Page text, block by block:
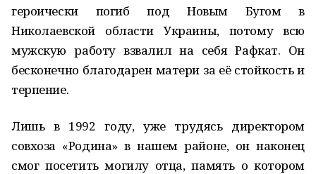
героически погиб под Новым Бугом в
Николаевской области Украины, потому всю
мужскую работу взвалил на себя Рафкат. Он
бесконечно благодарен матери за её стойкость и
терпение.
Лишь в 1992 году, уже трудясь директором
совхоза «Родина» в нашем районе, он наконец
смог посетить могилу отца, память о котором